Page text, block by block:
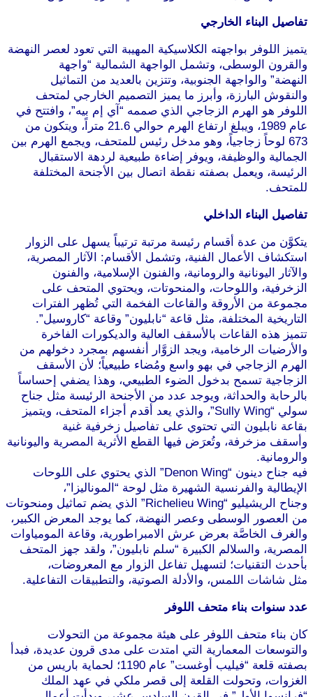
تفاصيل البناء الخارجي
يتميز اللوفر بواجهته الكلاسيكية المهيبة التي تعود لعصر النهضة
والقرون الوسطى، وتشمل الواجهة الشمالية “واجهة
النهضة” والواجهة الجنوبية، وتتزين بالعديد من التماثيل
والنقوش البارزة، وأبرز ما يميز التصميم الخارجي لمتحف
اللوفر هو الهرم الزجاجي الذي صممه “آي إم بيه”، وافتتح في
عام 1989، ويبلغ ارتفاع الهرم حوالي 21.6 متراً، ويتكون من
673 لوحاً زجاجياً، وهو مدخل رئيس للمتحف، ويجمع الهرم بين
الجمالية والوظيفة، ويوفر إضاءة طبيعية لردهة الاستقبال
الرئيسة، ويعمل بصفته نقطة اتصال بين الأجنحة المختلفة
للمتحف.
تفاصيل البناء الداخلي
يتكوَّن من عدة أقسام رئيسة مرتبة ترتيباً يسهل على الزوار
استكشاف الأعمال الفنية، وتشمل الأقسام: الآثار المصرية،
والآثار اليونانية والرومانية، والفنون الإسلامية، والفنون
الزخرفية، واللوحات، والمنحوتات، ويحتوي المتحف على
مجموعة من الأروقة والقاعات الفخمة التي تُظهر الفترات
التاريخية المختلفة، مثل قاعة “نابليون” وقاعة “كاروسيل”.
تتميز هذه القاعات بالأسقف العالية والديكورات الفاخرة
والأرضيات الرخامية، ويجد الزوَّار أنفسهم بمجرد دخولهم من
الهرم الزجاجي في بهو واسع ومُضاء طبيعياً؛ لأن الأسقف
الزجاجية تسمح بدخول الضوء الطبيعي، وهذا يضفي إحساساً
بالرحابة والحداثة، ويوجد عدد من الأجنحة الرئيسة مثل جناح
سولي “Sully Wing”، والذي يعد أقدم أجزاء المتحف، ويتميز
بقاعة نابليون التي تحتوي على تفاصيل زخرفية غنية
وأسقف مزخرفة، وتُعرَض فيها القطع الأثرية المصرية واليونانية
والرومانية.
فيه جناح دينون “Denon Wing” الذي يحتوي على اللوحات
الإيطالية والفرنسية الشهيرة مثل لوحة “الموناليزا”،
وجناح الريشيليو “Richelieu Wing” الذي يضم تماثيل ومنحوتات
من العصور الوسطى وعصر النهضة، كما يوجد المعرض الكبير،
والغرف الخاصَّة بعرض عرش الامبراطورية، وقاعة المومياوات
المصرية، والسلالم الكبيرة “سلم نابليون”، ولقد جهز المتحف
بأحدث التقنيات؛ لتسهيل تفاعل الزوار مع المعروضات،
مثل شاشات اللمس، والأدلة الصوتية، والتطبيقات التفاعلية.
عدد سنوات بناء متحف اللوفر
كان بناء متحف اللوفر على هيئة مجموعة من التحولات
والتوسعات المعمارية التي امتدت على مدى قرون عديدة، فبدأ
بصفته قلعة “فيليب أوغست” عام 1190؛ لحماية باريس من
الغزوات، وتحولت القلعة إلى قصر ملكي في عهد الملك